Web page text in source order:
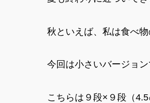
秋といえば、私は食べ物
今回は小さいバージョ
こちらは９段×９段（